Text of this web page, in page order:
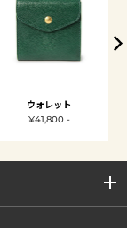
ウォレット
¥41,800 -